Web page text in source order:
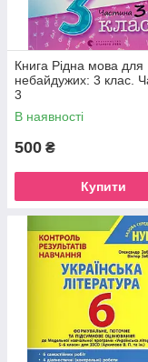
Книга Рідна мова для
небайдужих: 3 клас.
3
В наявності
500 ₴
Купити